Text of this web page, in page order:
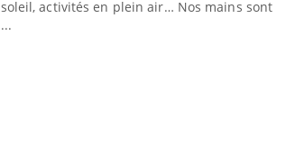
soleil, activités en plein air… Nos mains sont
...